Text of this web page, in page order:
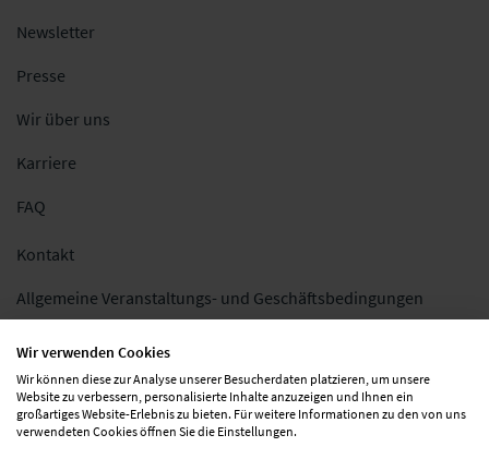
Newsletter
Presse
Wir über uns
Karriere
FAQ
Kontakt
Allgemeine Veranstaltungs- und Geschäftsbedingungen
Datenschutz
Folgen Sie uns
Wir verwenden Cookies
Wir können diese zur Analyse unserer Besucherdaten platzieren, um unsere
Website zu verbessern, personalisierte Inhalte anzuzeigen und Ihnen ein
großartiges Website-Erlebnis zu bieten. Für weitere Informationen zu den von uns
verwendeten Cookies öffnen Sie die Einstellungen.